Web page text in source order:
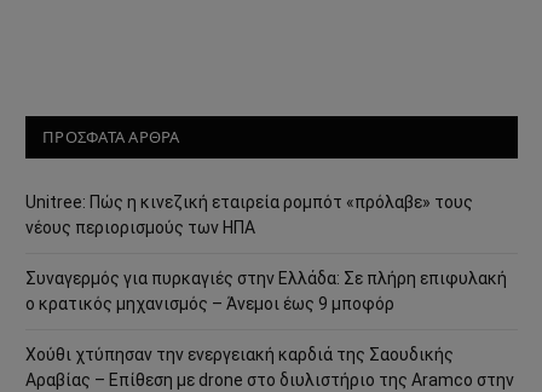
ΠΡΟΣΦΑΤΑ ΑΡΘΡΑ
Unitree: Πώς η κινεζική εταιρεία ρομπότ «πρόλαβε» τους
νέους περιορισμούς των ΗΠΑ
Συναγερμός για πυρκαγιές στην Ελλάδα: Σε πλήρη επιφυλακή
ο κρατικός μηχανισμός – Άνεμοι έως 9 μποφόρ
Χούθι χτύπησαν την ενεργειακή καρδιά της Σαουδικής
Αραβίας – Επίθεση με drone στο διυλιστήριο της Aramco στην